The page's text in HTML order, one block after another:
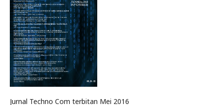
Jurnal Techno Com terbitan Mei 2016